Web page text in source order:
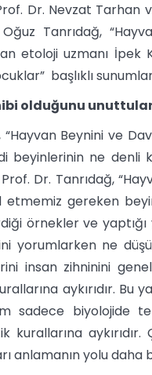
Dr. Nevzat Tarhan
Tanrıdağ,
etoloji uzmanı İpek
başlıklı
olduğunu
Beynini ve
beyinlerinin ne denli
Dr. Tanrıdağ,
gereken
örnekler ve
yorumlarken ne
insan zihninini
aykırıdır.
sadece biyolojide
kurallarına
anlamanın yolu